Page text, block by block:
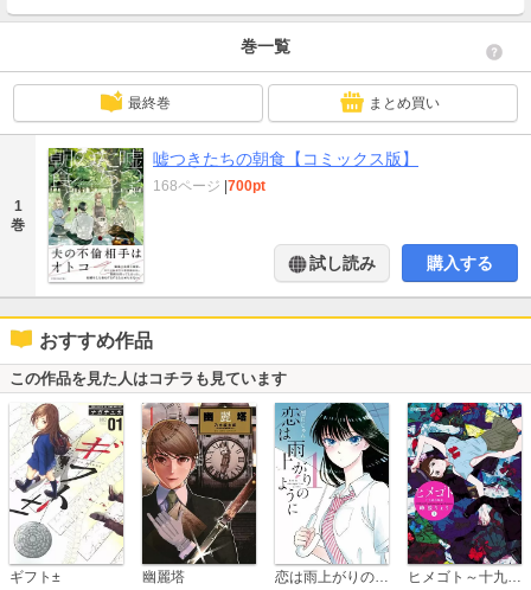
巻一覧
最終巻 まとめ買い
1
巻
嘘つきたちの朝食【コミックス版】
168ページ |700pt
試し読み 購入する
おすすめ作品
この作品を見た人はコチラも見ています
ギフト± 幽麗塔 ヒメゴト～十九歳の制服～